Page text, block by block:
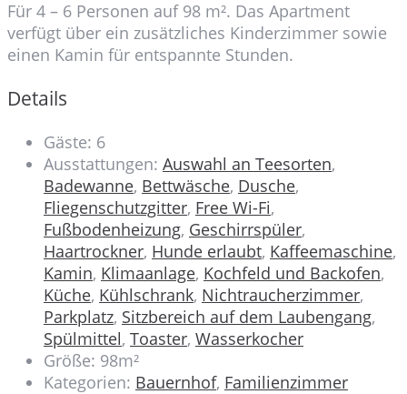
Für 4 – 6 Personen auf 98 m². Das Apartment
verfügt über ein zusätzliches Kinderzimmer sowie
einen Kamin für entspannte Stunden.
Details
Gäste: 6
Ausstattungen: Auswahl an Teesorten,
Badewanne, Bettwäsche, Dusche,
Fliegenschutzgitter, Free Wi-Fi,
Fußbodenheizung, Geschirrspüler,
Haartrockner, Hunde erlaubt, Kaffeemaschine,
Kamin, Klimaanlage, Kochfeld und Backofen,
Küche, Kühlschrank, Nichtraucherzimmer,
Parkplatz, Sitzbereich auf dem Laubengang,
Spülmittel, Toaster, Wasserkocher
Größe: 98m²
Kategorien: Bauernhof, Familienzimmer